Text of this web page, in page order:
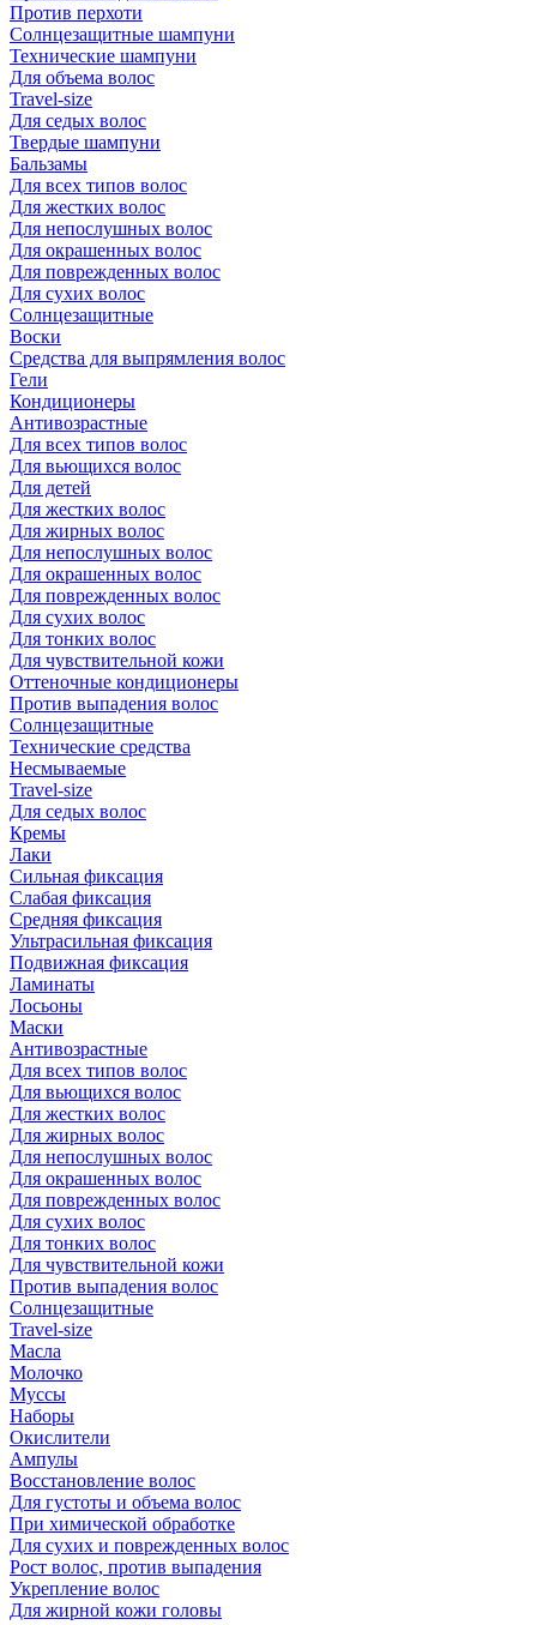
Против перхоти
Солнцезащитные шампуни
Технические шампуни
Для объема волос
Travel-size
Для седых волос
Твердые шампуни
Бальзамы
Для всех типов волос
Для жестких волос
Для непослушных волос
Для окрашенных волос
Для поврежденных волос
Для сухих волос
Солнцезащитные
Воски
Средства для выпрямления волос
Гели
Кондиционеры
Антивозрастные
Для всех типов волос
Для вьющихся волос
Для детей
Для жестких волос
Для жирных волос
Для непослушных волос
Для окрашенных волос
Для поврежденных волос
Для сухих волос
Для тонких волос
Для чувствительной кожи
Оттеночные кондиционеры
Против выпадения волос
Солнцезащитные
Технические средства
Несмываемые
Travel-size
Для седых волос
Кремы
Лаки
Сильная фиксация
Слабая фиксация
Средняя фиксация
Ультрасильная фиксация
Подвижная фиксация
Ламинаты
Лосьоны
Маски
Антивозрастные
Для всех типов волос
Для вьющихся волос
Для жестких волос
Для жирных волос
Для непослушных волос
Для окрашенных волос
Для поврежденных волос
Для сухих волос
Для тонких волос
Для чувствительной кожи
Против выпадения волос
Солнцезащитные
Travel-size
Масла
Молочко
Муссы
Наборы
Окислители
Ампулы
Восстановление волос
Для густоты и объема волос
При химической обработке
Для сухих и поврежденных волос
Рост волос, против выпадения
Укрепление волос
Для жирной кожи головы